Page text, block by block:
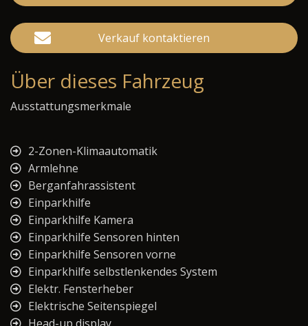
Verkauf kontaktieren
Über dieses Fahrzeug
Ausstattungsmerkmale
2-Zonen-Klimaautomatik
Armlehne
Berganfahrassistent
Einparkhilfe
Einparkhilfe Kamera
Einparkhilfe Sensoren hinten
Einparkhilfe Sensoren vorne
Einparkhilfe selbstlenkendes System
Elektr. Fensterheber
Elektrische Seitenspiegel